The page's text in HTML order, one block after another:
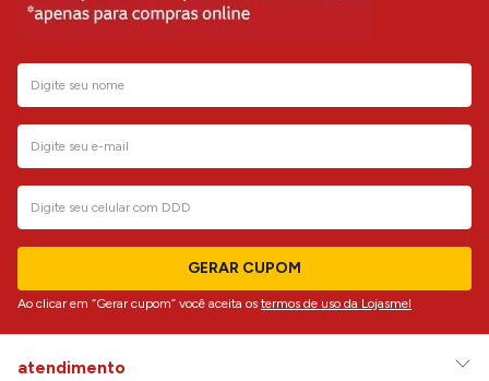
GERAR CUPOM
Ao clicar em “Gerar cupom” você aceita os termos de uso da Lojasmel
atendimento